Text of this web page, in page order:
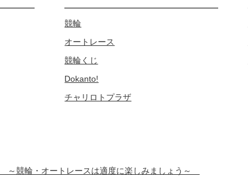
競輪
オートレース
競輪くじ
Dokanto!
チャリロトプラザ
～競輪・オートレースは適度に楽しみましょう～